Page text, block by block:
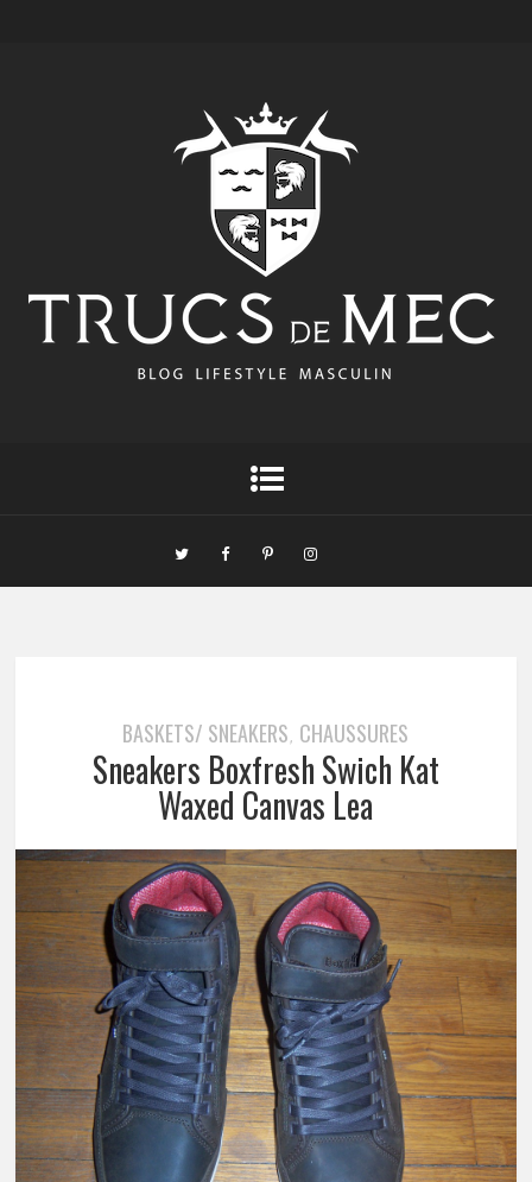
BASKETS/ SNEAKERS, CHAUSSURES
Sneakers Boxfresh Swich Kat
Waxed Canvas Lea